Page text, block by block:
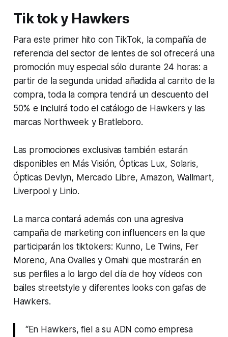
Tik tok y Hawkers
Para este primer hito con TikTok, la compañía de
referencia del sector de lentes de sol ofrecerá una
promoción muy especial sólo durante 24 horas: a
partir de la segunda unidad añadida al carrito de la
compra, toda la compra tendrá un descuento del
50% e incluirá todo el catálogo de Hawkers y las
marcas Northweek y Bratleboro.
Las promociones exclusivas también estarán
disponibles en Más Visión, Ópticas Lux, Solaris,
Ópticas Devlyn, Mercado Libre, Amazon, Wallmart,
Liverpool y Linio.
La marca contará además con una agresiva
campaña de marketing con influencers en la que
participarán los tiktokers: Kunno, Le Twins, Fer
Moreno, Ana Ovalles y Omahi que mostrarán en
sus perfiles a lo largo del día de hoy vídeos con
bailes streetstyle y diferentes looks con gafas de
Hawkers.
“En Hawkers, fiel a su ADN como empresa